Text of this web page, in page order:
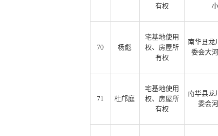
有权
70 杨彪
宅基地使用
权、房屋所
有权
南华县龙
委会大
71 杜邝庭
宅基地使用
权、房屋所
有权
南华县龙
委会